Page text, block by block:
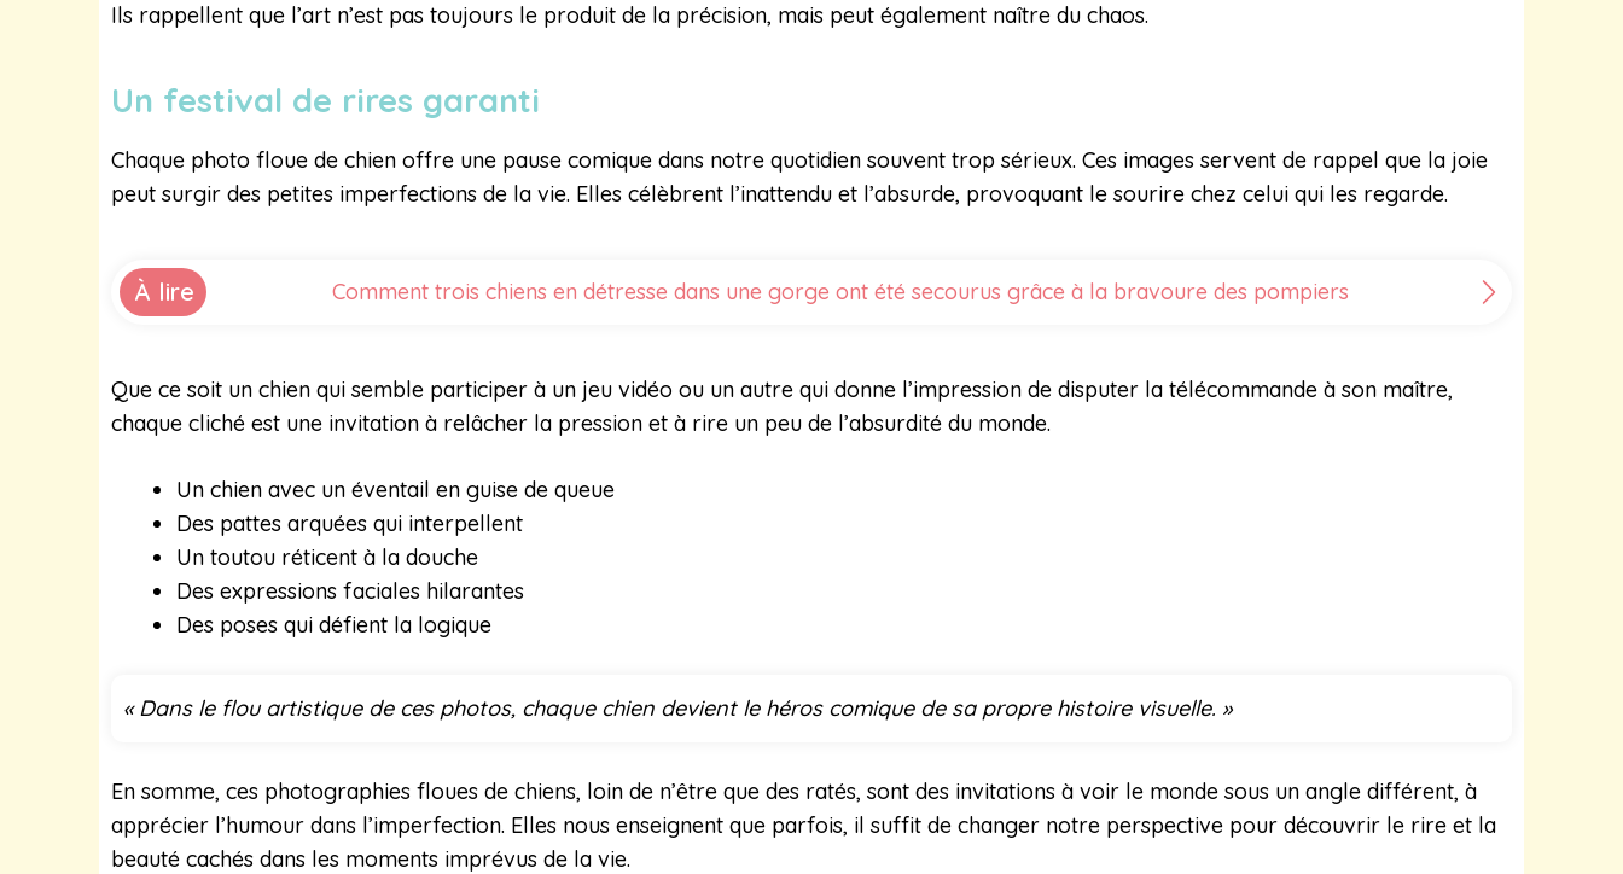
Ils rappellent que l’art n’est pas toujours le produit de la précision, mais peut également naître du chaos.
Un festival de rires garanti
Chaque photo floue de chien offre une pause comique dans notre quotidien souvent trop sérieux. Ces images servent de rappel que la joie
peut surgir des petites imperfections de la vie. Elles célèbrent l’inattendu et l’absurde, provoquant le sourire chez celui qui les regarde.
À lire Comment trois chiens en détresse dans une gorge ont été secourus grâce à la bravoure des pompiers
Que ce soit un chien qui semble participer à un jeu vidéo ou un autre qui donne l’impression de disputer la télécommande à son maître,
chaque cliché est une invitation à relâcher la pression et à rire un peu de l’absurdité du monde.
Un chien avec un éventail en guise de queue
Des pattes arquées qui interpellent
Un toutou réticent à la douche
Des expressions faciales hilarantes
Des poses qui défient la logique
« Dans le flou artistique de ces photos, chaque chien devient le héros comique de sa propre histoire visuelle. »
En somme, ces photographies floues de chiens, loin de n’être que des ratés, sont des invitations à voir le monde sous un angle différent, à
apprécier l’humour dans l’imperfection. Elles nous enseignent que parfois, il suffit de changer notre perspective pour découvrir le rire et la
beauté cachés dans les moments imprévus de la vie.